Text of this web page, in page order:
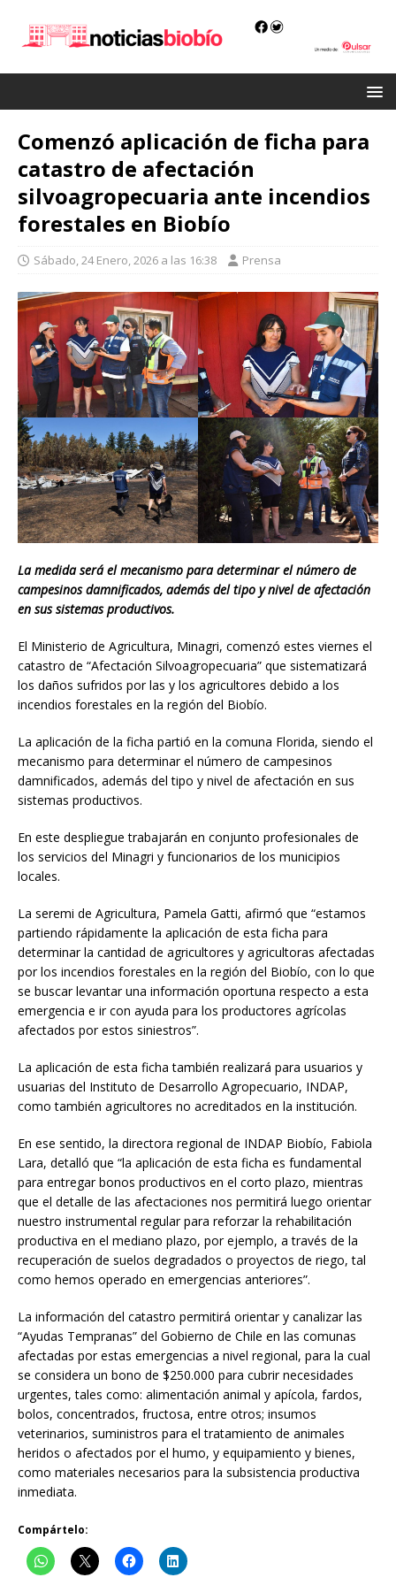
Comenzó aplicación de ficha para
catastro de afectación
silvoagropecuaria ante incendios
forestales en Biobío
Sábado, 24 Enero, 2026 a las 16:38 Prensa
La medida será el mecanismo para determinar el número de
campesinos damnificados, además del tipo y nivel de afectación
en sus sistemas productivos.
El Ministerio de Agricultura, Minagri, comenzó estes viernes el
catastro de “Afectación Silvoagropecuaria” que sistematizará
los daños sufridos por las y los agricultores debido a los
incendios forestales en la región del Biobío.
La aplicación de la ficha partió en la comuna Florida, siendo el
mecanismo para determinar el número de campesinos
damnificados, además del tipo y nivel de afectación en sus
sistemas productivos.
En este despliegue trabajarán en conjunto profesionales de
los servicios del Minagri y funcionarios de los municipios
locales.
La seremi de Agricultura, Pamela Gatti, afirmó que “estamos
partiendo rápidamente la aplicación de esta ficha para
determinar la cantidad de agricultores y agricultoras afectadas
por los incendios forestales en la región del Biobío, con lo que
se buscar levantar una información oportuna respecto a esta
emergencia e ir con ayuda para los productores agrícolas
afectados por estos siniestros”.
La aplicación de esta ficha también realizará para usuarios y
usuarias del Instituto de Desarrollo Agropecuario, INDAP,
como también agricultores no acreditados en la institución.
En ese sentido, la directora regional de INDAP Biobío, Fabiola
Lara, detalló que “la aplicación de esta ficha es fundamental
para entregar bonos productivos en el corto plazo, mientras
que el detalle de las afectaciones nos permitirá luego orientar
nuestro instrumental regular para reforzar la rehabilitación
productiva en el mediano plazo, por ejemplo, a través de la
recuperación de suelos degradados o proyectos de riego, tal
como hemos operado en emergencias anteriores”.
La información del catastro permitirá orientar y canalizar las
“Ayudas Tempranas” del Gobierno de Chile en las comunas
afectadas por estas emergencias a nivel regional, para la cual
se considera un bono de $250.000 para cubrir necesidades
urgentes, tales como: alimentación animal y apícola, fardos,
bolos, concentrados, fructosa, entre otros; insumos
veterinarios, suministros para el tratamiento de animales
heridos o afectados por el humo, y equipamiento y bienes,
como materiales necesarios para la subsistencia productiva
inmediata.
Compártelo: